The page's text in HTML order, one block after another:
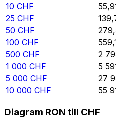
10 CHF
25 CHF
50 CHF
100 CHF
500 CHF 2
1 000 CHF 5
5 000 CHF 27
10 000 CHF 55
Diagram RON till CHF